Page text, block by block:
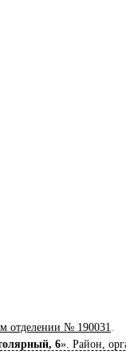
отделении № 190031
6». Район,